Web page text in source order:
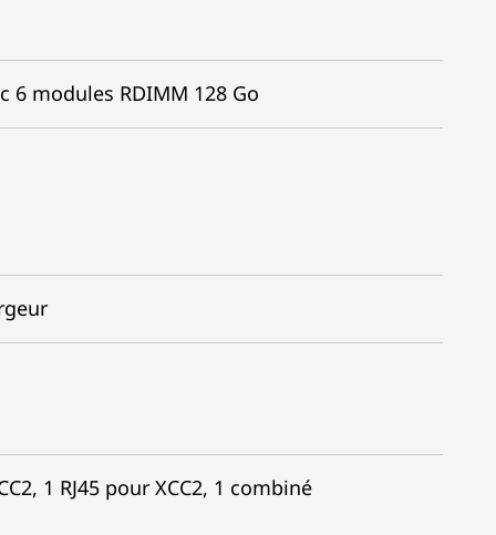
6 modules RDIMM 128 Go
1 RJ45 pour XCC2, 1 combiné